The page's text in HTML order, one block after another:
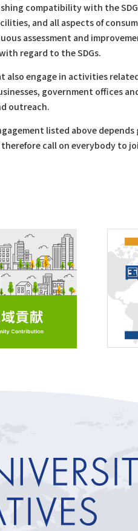
compatibility with the
and all aspects of
assessment and
regard to the SDGs.
engage in activities
government offices
outreach.
listed above
call on everybody to